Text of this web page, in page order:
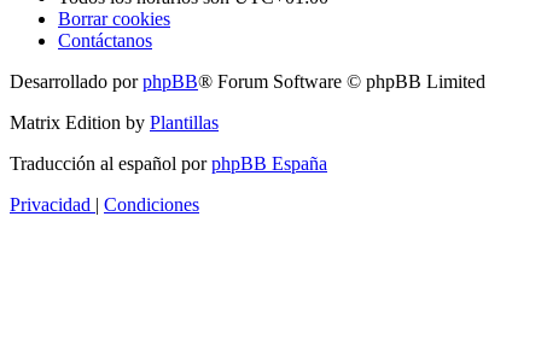
Borrar cookies
Contáctanos
Desarrollado porphpBB® Forum Software © phpBB Limited
Matrix Edition by Plantillas
Traducción al español porphpBB España
Privacidad | Condiciones